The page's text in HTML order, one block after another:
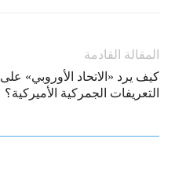
المقالة القادمة
كيف يرد «الاتحاد الأوروبي» على
التعريفات الجمركية الأميركية؟